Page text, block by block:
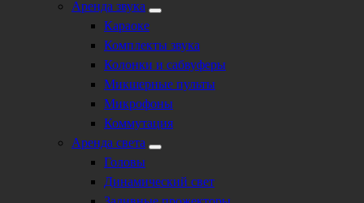
Аренда звука
Караоке
Комплекты звука
Колонки и сабвуферы
Микшерные пульты
Микрофоны
Коммутация
Аренда света
Головы
Динамический свет